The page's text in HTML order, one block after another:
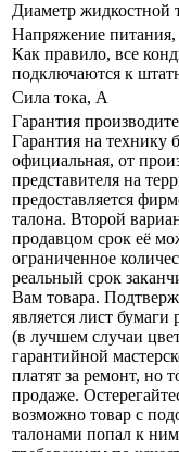
Диаметр
Напряжение
Как правило, все
подключаются к
Сила тока, А
Гарантия
Гарантия на технику
официальная, от
представителя на
предоставляется
талона. Второй
продавцом срок её
ограниченное
реальный срок
Вам товара.
является лист
(в лучшем случаи
гарантийной
платят за ремонт, но
продаже.
возможно товар с
талонами попал к ним